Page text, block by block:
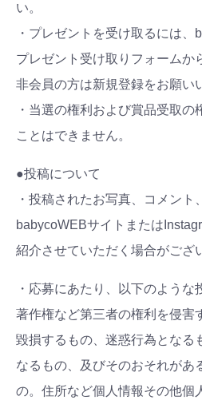
い。
・プレゼントを受け取るには
プレゼント受け取りフォームか
非会員の方は新規登録をお願い
・当選の権利および賞品受取の
ことはできません。
●投稿について
・投稿されたお写真、コメント
babycoWEBサイトまたは
紹介させていただく場合がござ
・応募にあたり、以下のような
著作権など第三者の権利を侵害
毀損するもの、迷惑行為となる
なるもの、及びそのおそれがあ
の。住所など個人情報その他個